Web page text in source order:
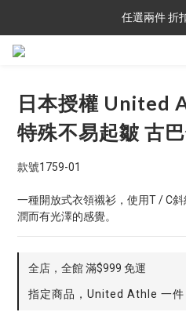
任選兩件 折
任選兩件 折
日本授權 United
特殊不易起皺 古
款號1759-01
一種開放式衣領襯衫，使用T / C
潤而有光澤的感覺。
全店，全館 滿$999 免運
指定商品，United Athle 一件